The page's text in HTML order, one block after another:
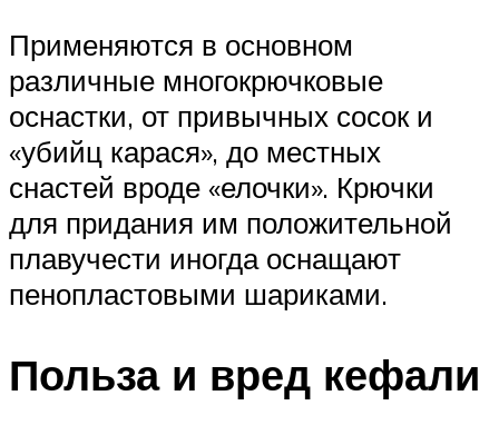
Применяются в основном
различные многокрючковые
оснастки, от привычных сосок и
«убийц карася», до местных
снастей вроде «елочки». Крючки
для придания им положительной
плавучести иногда оснащают
пенопластовыми шариками.
Польза и вред кефали